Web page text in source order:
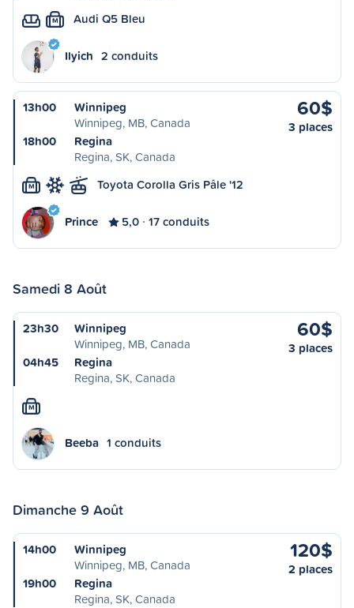
M Audi Q5 Bleu
Ilyich 2 conduits
13h00
Winnipeg
Winnipeg, MB, Canada
18h00
Regina
Regina, SK, Canada
60$
3 places
M Toyota Corolla Gris Pâle '12
Prince 5,0 17 conduits
Samedi 8 Août
23h30
Winnipeg
Winnipeg, MB, Canada
04h45
Regina
Regina, SK, Canada
60$
3 places
M
Beeba 1 conduits
Dimanche 9 Août
14h00
Winnipeg
Winnipeg, MB, Canada
19h00
Regina
Regina, SK, Canada
120$
2 places